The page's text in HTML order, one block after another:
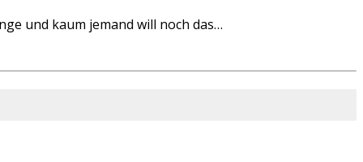
und kaum jemand will noch das…